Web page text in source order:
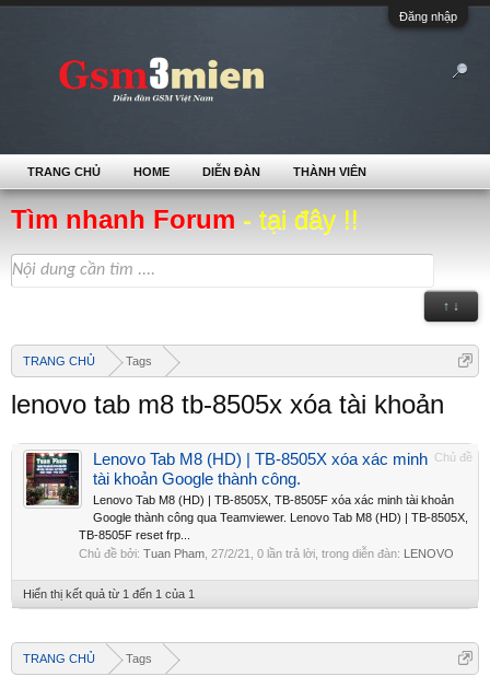
Đăng nhập
Tìm nhanh Forum - tại đây !!
↑ ↓
TRANG CHỦ Tags
lenovo tab m8 tb-8505x xóa tài khoản
Chủ đề
Lenovo Tab M8 (HD) | TB-8505X xóa xác minh
tài khoản Google thành công.
Lenovo Tab M8 (HD) | TB-8505X, TB-8505F xóa xác minh tài khoản
Google thành công qua Teamviewer. Lenovo Tab M8 (HD) | TB-8505X,
TB-8505F reset frp...
Chủ đề bởi: Tuan Pham 27/2/21 , 0 lần trả lời, trong diễn đàn: LENOVO
Hiển thị kết quả từ 1 đến 1 của 1
TRANG CHỦ Tags
TRANG CHỦ HOME DIỄN ĐÀN THÀNH VIÊN